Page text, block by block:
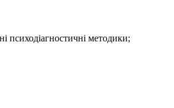
психодіагностичні методики;